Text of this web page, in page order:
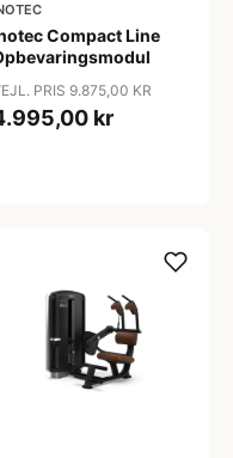
Compact Line
PRIS 9.875,00 KR
kr